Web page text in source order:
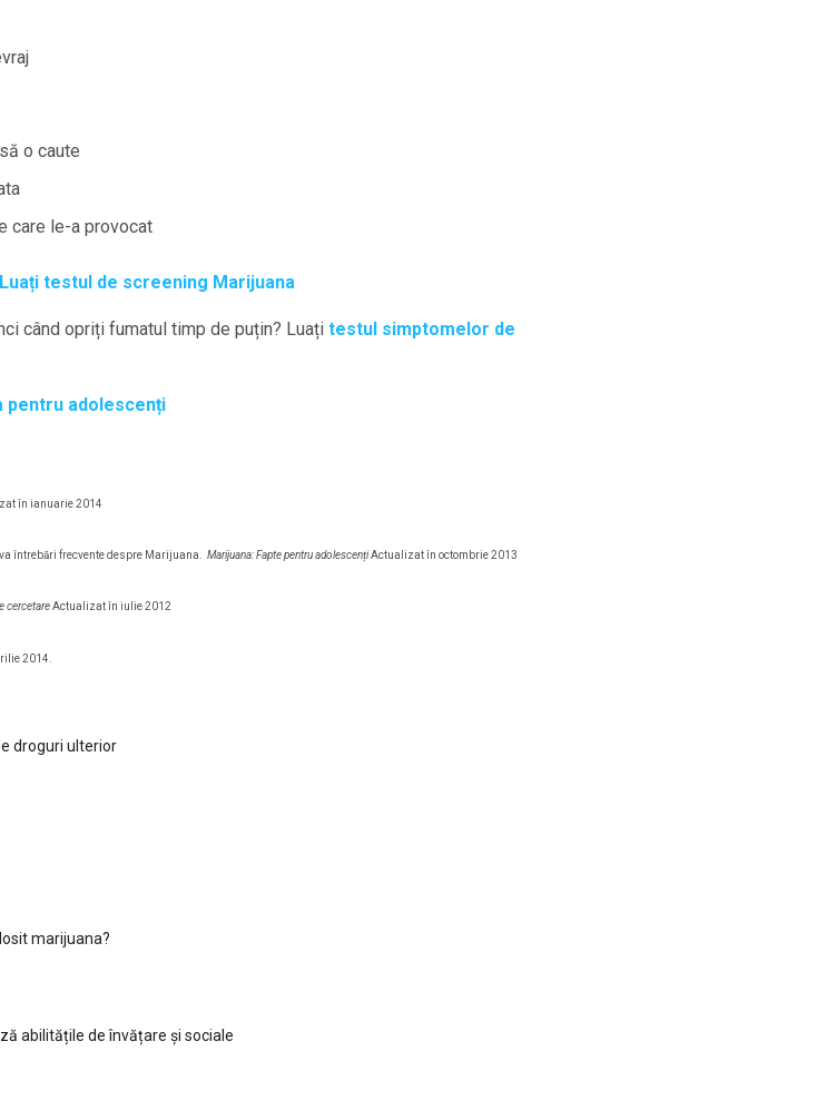
o caute
care le-a provocat
Luați testul de screening Marijuana
când opriți fumatul timp de puțin? Luați testul simptomelor de
pentru adolescenți
în ianuarie 2014
întrebări frecvente despre Marijuana. Marijuana: Fapte pentru adolescențiActualizat în octombrie 2013
cercetareActualizat în iulie 2012
2014.
droguri ulterior
marijuana?
abilitățile de învățare și sociale